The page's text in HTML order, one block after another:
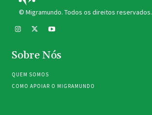
© Migramundo. Todos os direitos reservados.
Sobre Nós
QUEM SOMOS
COMO APOIAR O MIGRAMUNDO